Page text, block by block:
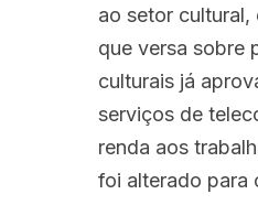
ao setor cultural,
que versa sobre
culturais já
serviços de
renda aos
foi alterado para